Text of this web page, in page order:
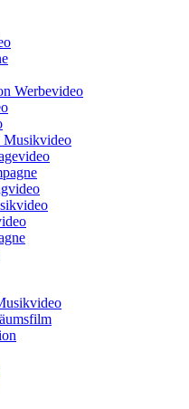
Werbevideo
Musikvideo